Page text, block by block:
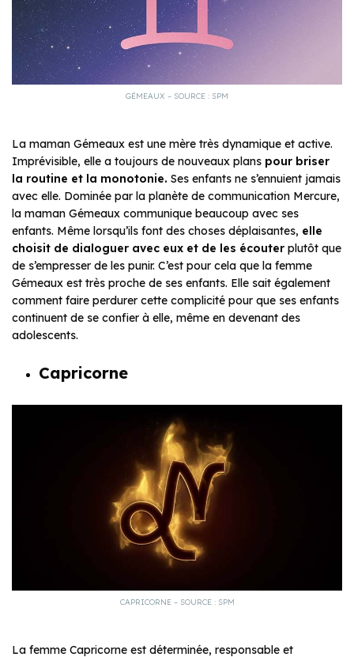
GÉMEAUX – SOURCE : SPM
La maman Gémeaux est une mère très dynamique et active.
Imprévisible, elle a toujours de nouveaux plans pour briser
la routine et la monotonie. Ses enfants ne s’ennuient jamais
avec elle. Dominée par la planète de communication Mercure,
la maman Gémeaux communique beaucoup avec ses
enfants. Même lorsqu’ils font des choses déplaisantes, elle
choisit de dialoguer avec eux et de les écouter plutôt que
de s’empresser de les punir. C’est pour cela que la femme
Gémeaux est très proche de ses enfants. Elle sait également
comment faire perdurer cette complicité pour que ses enfants
continuent de se confier à elle, même en devenant des
adolescents.
Capricorne
CAPRICORNE – SOURCE : SPM
La femme Capricorne est déterminée, responsable et